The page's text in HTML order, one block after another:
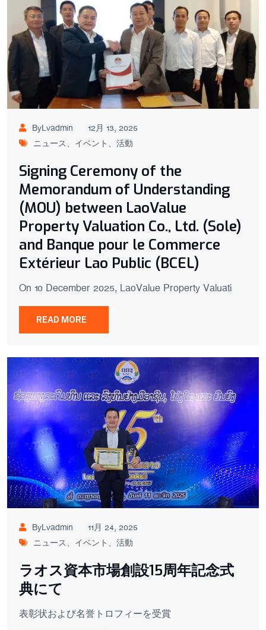
ByLvadmin
12月 13, 2025
ニュース、イベント、活動
Signing Ceremony of the
Memorandum of Understanding
(MOU) between LaoValue
Property Valuation Co., Ltd. (Sole)
and Banque pour le Commerce
Extérieur Lao Public (BCEL)
On 10 December 2025, LaoValue Property Valuati
READ MORE
ByLvadmin
11月 24, 2025
ニュース、イベント、活動
ラオス資本市場創設15周年記念式
典にて
表彰状および名誉トロフィーを受賞